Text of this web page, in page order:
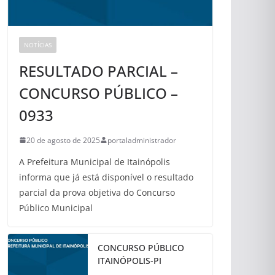
NOTÍCIAS
RESULTADO PARCIAL –
CONCURSO PÚBLICO –
0933
20 de agosto de 2025 portaladministrador
A Prefeitura Municipal de Itainópolis
informa que já está disponível o resultado
parcial da prova objetiva do Concurso
Público Municipal
CONCURSO PÚBLICO
ITAINÓPOLIS-PI